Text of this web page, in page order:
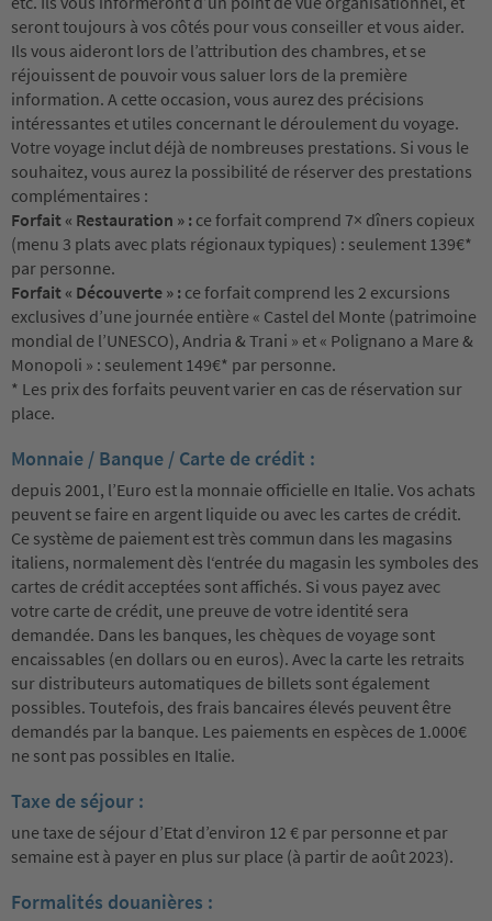
seront toujours à vos côtés pour vous conseiller et vous aider.
Ils vous aideront lors de l’attribution des chambres, et se
réjouissent de pouvoir vous saluer lors de la première
information. A cette occasion, vous aurez des précisions
intéressantes et utiles concernant le déroulement du voyage.
Votre voyage inclut déjà de nombreuses prestations. Si vous le
souhaitez, vous aurez la possibilité de réserver des prestations
complémentaires :
Forfait « Restauration » : ce forfait comprend 7× dîners copieux
(menu 3 plats avec plats régionaux typiques) : seulement 139€*
par personne.
Forfait « Découverte » : ce forfait comprend les 2 excursions
exclusives d’une journée entière « Castel del Monte (patrimoine
mondial de l’UNESCO), Andria & Trani » et « Polignano a Mare &
Monopoli » : seulement 149€* par personne.
* Les prix des forfaits peuvent varier en cas de réservation sur
place.
Monnaie / Banque / Carte de crédit :
depuis 2001, l’Euro est la monnaie officielle en Italie. Vos achats
peuvent se faire en argent liquide ou avec les cartes de crédit.
Ce système de paiement est très commun dans les magasins
italiens, normalement dès l‘entrée du magasin les symboles des
cartes de crédit acceptées sont affichés. Si vous payez avec
votre carte de crédit, une preuve de votre identité sera
demandée. Dans les banques, les chèques de voyage sont
encaissables (en dollars ou en euros). Avec la carte les retraits
sur distributeurs automatiques de billets sont également
possibles. Toutefois, des frais bancaires élevés peuvent être
demandés par la banque. Les paiements en espèces de 1.000€
ne sont pas possibles en Italie.
Taxe de séjour :
une taxe de séjour d’Etat d’environ 12 € par personne et par
semaine est à payer en plus sur place (à partir de août 2023).
Formalités douanières :